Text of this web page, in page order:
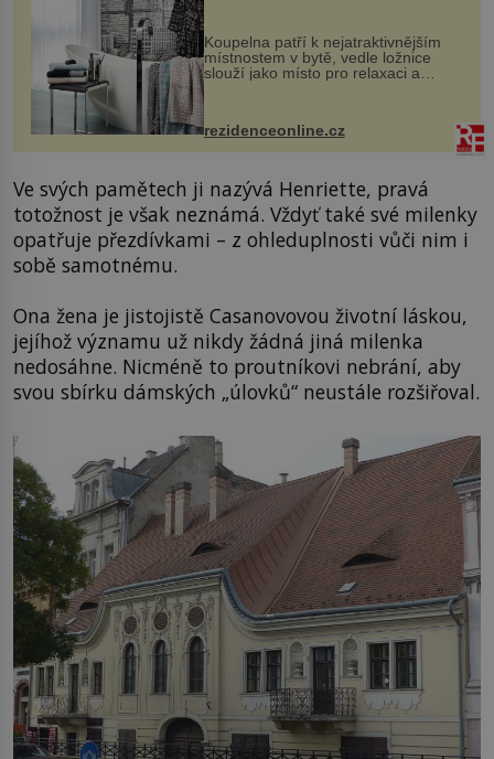
Koupelna patří k nejatraktivnějším
místnostem v bytě, vedle ložnice
slouží jako místo pro relaxaci a
odpočinek. Koupelnový textil –
ručníky, osušky a koberečky –
mohou jako mávnutím kouzelného
proutku...
rezidenceonline.cz
Ve svých pamětech ji nazývá Henriette, pravá
totožnost je však neznámá. Vždyť také své milenky
opatřuje přezdívkami – z ohleduplnosti vůči nim i
sobě samotnému.
Ona žena je jistojistě Casanovovou životní láskou,
jejíhož významu už nikdy žádná jiná milenka
nedosáhne. Nicméně to proutníkovi nebrání, aby
svou sbírku dámských „úlovků“ neustále rozšiřoval.